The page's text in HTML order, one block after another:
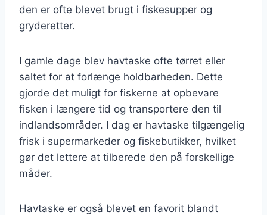
den er ofte blevet brugt i fiskesupper og
gryderetter.
I gamle dage blev havtaske ofte tørret eller
saltet for at forlænge holdbarheden. Dette
gjorde det muligt for fiskerne at opbevare
fisken i længere tid og transportere den til
indlandsområder. I dag er havtaske tilgængelig
frisk i supermarkeder og fiskebutikker, hvilket
gør det lettere at tilberede den på forskellige
måder.
Havtaske er også blevet en favorit blandt